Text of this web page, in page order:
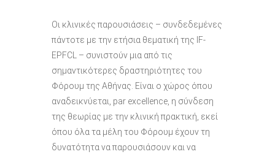
Οι κλινικές παρουσιάσεις – συνδεδεμένες
πάντοτε με την ετήσια θεματική της IF-
EPFCL – συνιστούν μια από τις
σημαντικότερες δραστηριότητες του
Φόρουμ της Αθήνας. Είναι ο χώρος όπου
αναδεικνύεται, par excellence, η σύνδεση
της θεωρίας με την κλινική πρακτική, εκεί
όπου όλα τα μέλη του Φόρουμ έχουν τη
δυνατότητα να παρουσιάσουν και να